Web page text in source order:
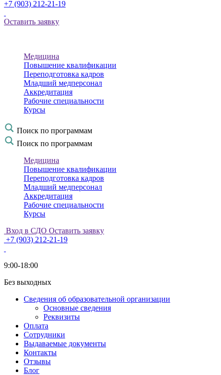
+7 (903) 212-21-19
Оставить заявку
Медицина
Повышение квалификации
Переподготовка кадров
Младший медперсонал
Аккредитация
Рабочие специальности
Курсы
Поиск по программам
Поиск по программам
Медицина
Повышение квалификации
Переподготовка кадров
Младший медперсонал
Аккредитация
Рабочие специальности
Курсы
Вход в СДО Оставить заявку
+7 (903) 212-21-19
9:00-18:00
Без выходных
Сведения об образовательной организации
Основные сведения
Реквизиты
Оплата
Сотрудники
Выдаваемые документы
Контакты
Отзывы
Блог